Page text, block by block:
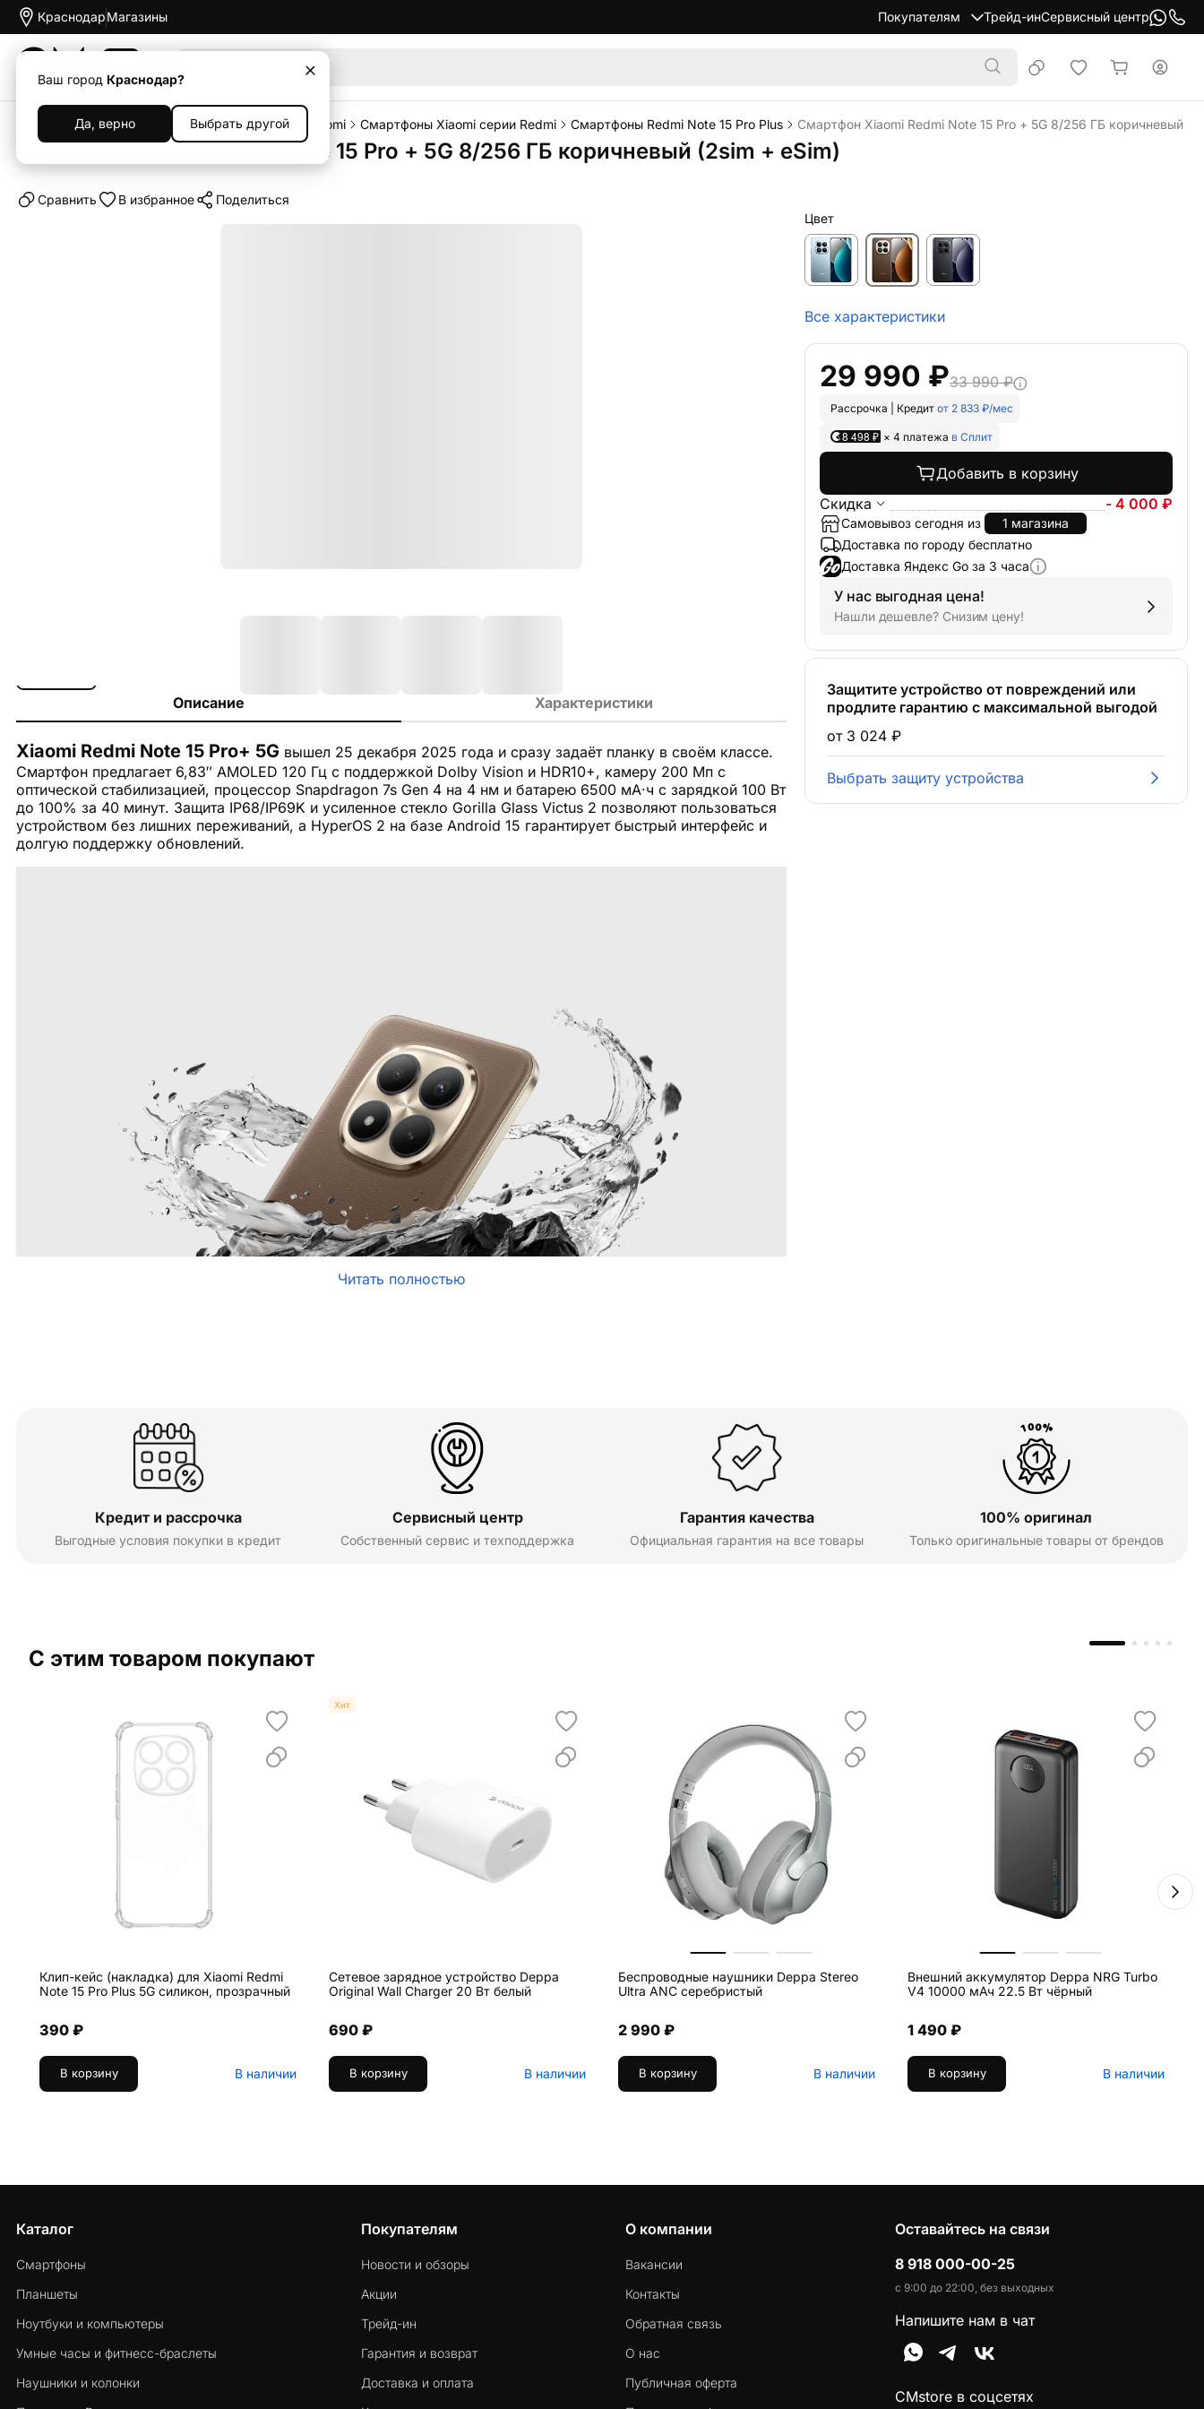
Краснодар
Ваш город Краснодар?
Да, верно Выбрать другой
Магазины Покупателям Трейд-инСервисный центр
Каталог Смартфоны Смартфоны Xiaomi Смартфоны Xiaomi серии Redmi Смартфоны Redmi Note 15 Pro Plus Смартфон Xiaomi Redmi Note 15 Pro + 5G 8/256 ГБ коричневый
Смартфон Xiaomi Redmi Note 15 Pro + 5G 8/256 ГБ коричневый (2sim + eSim)
Cравнить В избранное Поделиться
Описание Характеристики
Xiaomi Redmi Note 15 Pro+ 5G вышел 25 декабря 2025 года и сразу задаёт планку в своём классе.
Смартфон предлагает 6,83″ AMOLED 120 Гц с поддержкой Dolby Vision и HDR10+, камеру 200 Мп с
оптической стабилизацией, процессор Snapdragon 7s Gen 4 на 4 нм и батарею 6500 мА·ч с зарядкой 100 Вт
до 100% за 40 минут. Защита IP68/IP69K и усиленное стекло Gorilla Glass Victus 2 позволяют пользоваться
устройством без лишних переживаний, а HyperOS 2 на базе Android 15 гарантирует быстрый интерфейс и
долгую поддержку обновлений.
Читать полностью
Цвет
Все характеристики
29 990 ₽33 990 ₽
Рассрочка | Кредит от 2 833 ₽/мес
8 498 ₽ × 4 платежа в Сплит
Добавить в корзину
Скидка
- 4 000 ₽
Самовывоз сегодня из
1 магазина
Доставка по городу бесплатно
Доставка Яндекс Go за 3 часа
У нас выгодная цена!
Нашли дешевле? Снизим цену!
Защитите устройство от повреждений или
продлите гарантию с максимальной выгодой
от 3 024 ₽
Выбрать защиту устройства
Кредит и рассрочка
Выгодные условия покупки в кредит
Сервисный центр
Собственный сервис и техподдержка
Гарантия качества
Официальная гарантия на все товары
100% оригинал
Только оригинальные товары от брендов
С этим товаром покупают
Клип-кейс (накладка) для Xiaomi Redmi
Note 15 Pro Plus 5G силикон, прозрачный
390 ₽
В корзину В наличии
Хит
Сетевое зарядное устройство Deppa
Original Wall Charger 20 Вт белый
690 ₽
В корзину В наличии
Беспроводные наушники Deppa Stereo
Ultra ANC серебристый
2 990 ₽
В корзину В наличии
Внешний аккумулятор Deppa NRG Turbo
V4 10000 мАч 22.5 Вт чёрный
1 490 ₽
В корзину В наличии
Каталог
Смартфоны
Планшеты
Ноутбуки и компьютеры
Умные часы и фитнесс-браслеты
Наушники и колонки
Покупателям
Новости и обзоры
Акции
Трейд-ин
Гарантия и возврат
Доставка и оплата
О компании
Вакансии
Контакты
Обратная связь
О нас
Публичная оферта
Оставайтесь на связи
8 918 000-00-25
с 9:00 до 22:00, без выходных
Напишите нам в чат
CMstore в соцсетях